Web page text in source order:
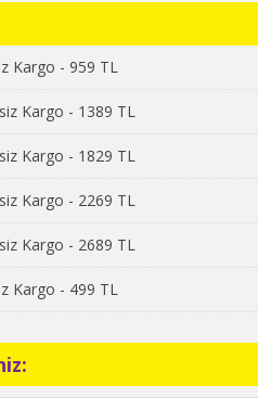
Kargo - 959 TL
Kargo - 1389 TL
Kargo - 1829 TL
Kargo - 2269 TL
Kargo - 2689 TL
Kargo - 499 TL